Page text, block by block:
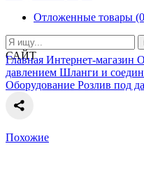
Отложенные товары
САЙТ
Главная Интернет-магазин
давлением Шланги и
Оборудование Розлив под
Похожие